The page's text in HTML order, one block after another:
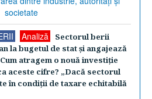
Analiză
Sectorul berii
la bugetul de stat şi angajează
atragem o nouă investiţie
aceste cifre? „Dacă sectorul
în condiţii de taxare echitabilă